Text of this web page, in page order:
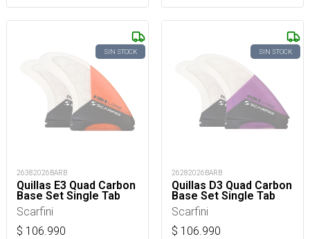
SIN STOCK
26382026BARB
Quillas E3 Quad Carbon
Base Set Single Tab
Scarfini
$ 106.990
SIN STOCK
26282026BARB
Quillas D3 Quad Carbon
Base Set Single Tab
Scarfini
$ 106.990